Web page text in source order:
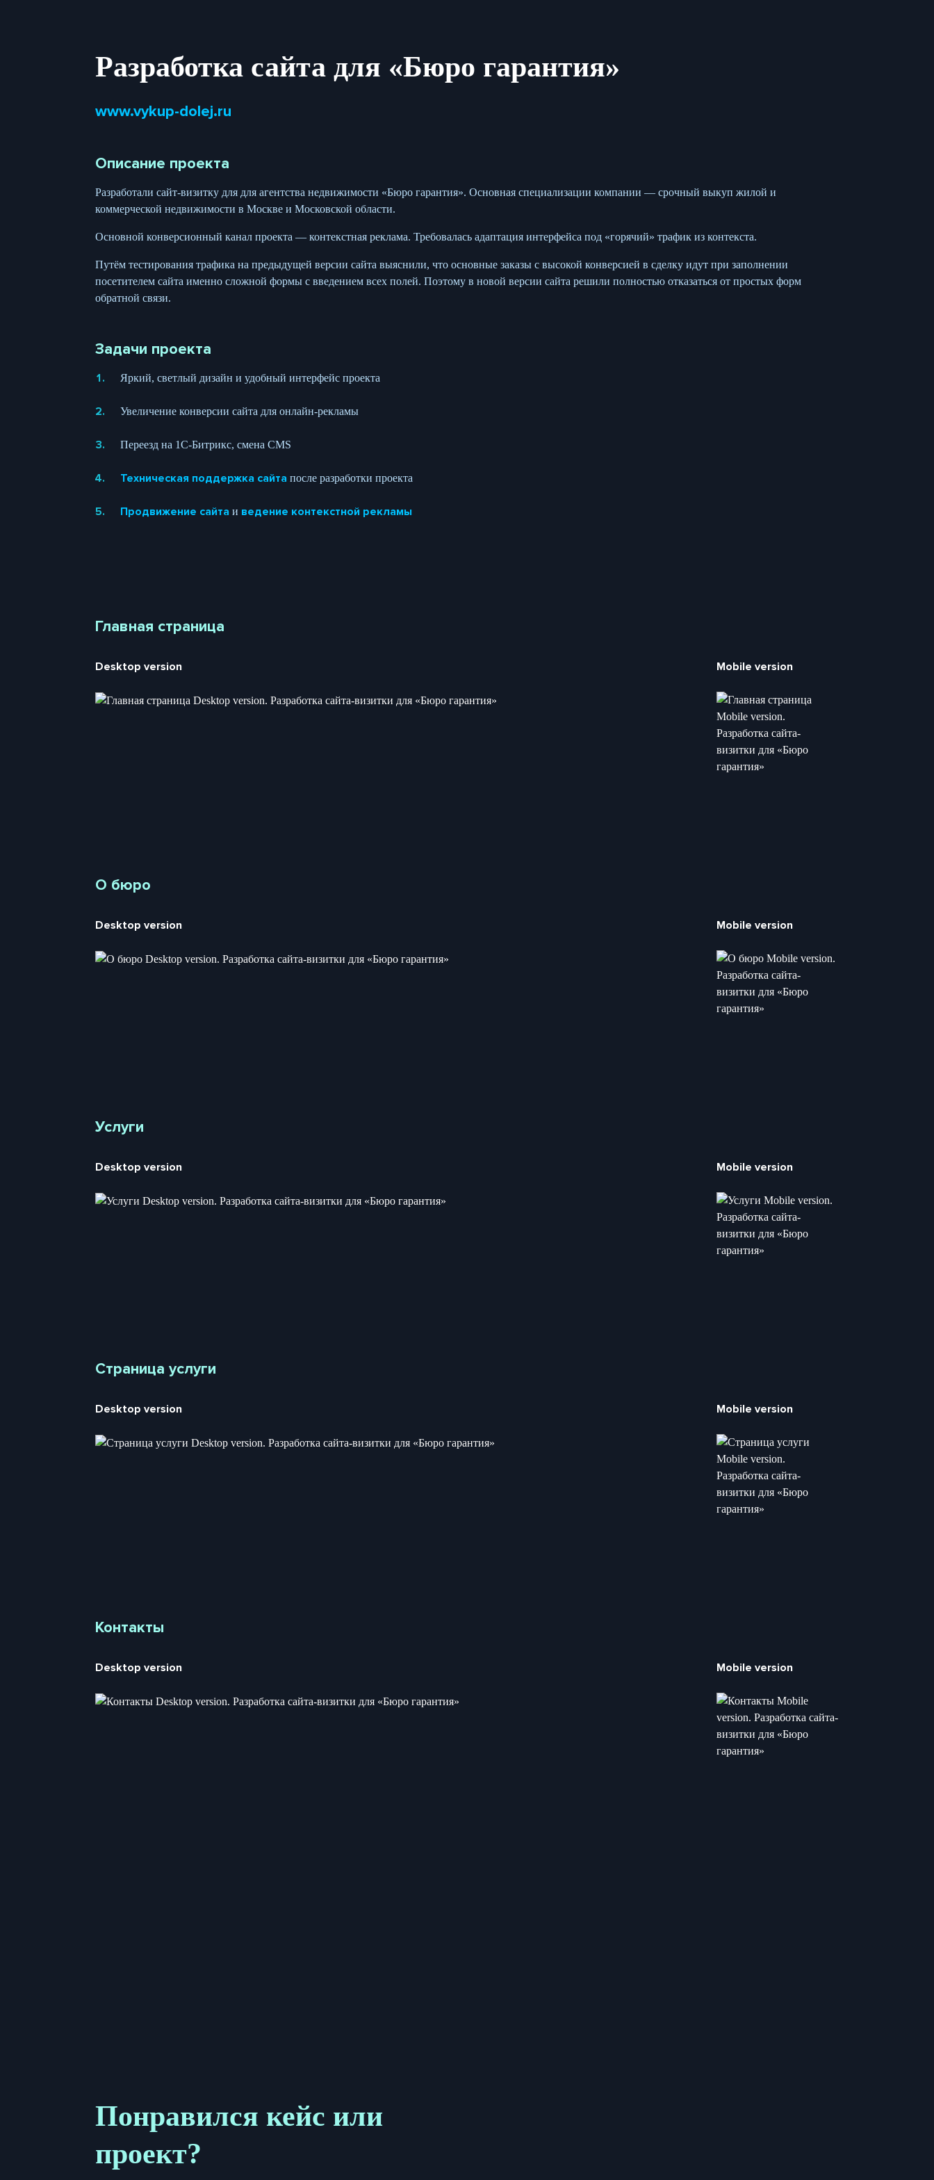
Разработка сайта для «Бюро гарантия»
www.vykup-dolej.ru
Описание проекта
Разработали сайт-визитку для для агентства недвижимости «Бюро гарантия». Основная специализации компании — срочный выкуп жилой и
коммерческой недвижимости в Москве и Московской области.
Основной конверсионный канал проекта — контекстная реклама. Требовалась адаптация интерфейса под «горячий» трафик из контекста.
Путём тестирования трафика на предыдущей версии сайта выяснили, что основные заказы с высокой конверсией в сделку идут при заполнении
посетителем сайта именно сложной формы с введением всех полей. Поэтому в новой версии сайта решили полностью отказаться от простых форм
обратной связи.
Задачи проекта
Яркий, светлый дизайн и удобный интерфейс проекта
Увеличение конверсии сайта для онлайн-рекламы
Переезд на 1С-Битрикс, смена CMS
Техническая поддержка сайта поcле разработки проекта
Продвижение сайта и ведение контекстной рекламы
Главная страница
Desktop version Mobile version
О бюро
Desktop version Mobile version
Услуги
Desktop version Mobile version
Страница услуги
Desktop version Mobile version
Контакты
Desktop version Mobile version
Понравился кейс или
проект?